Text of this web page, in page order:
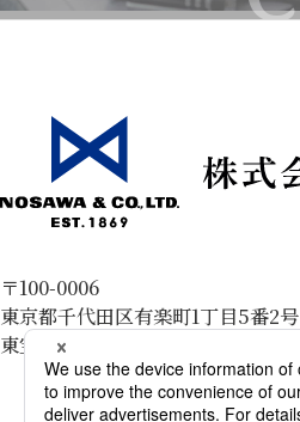
〒100-0006
東京都千代田区有楽町1丁目5番2号
東宝日比谷プロムナードビル5階